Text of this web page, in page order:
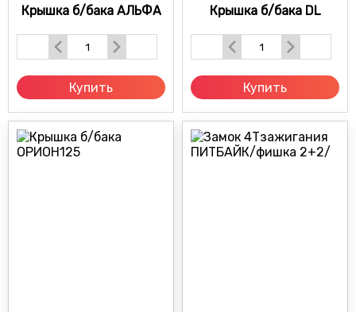
Крышка б/бака АЛЬФА
Купить
Крышка б/бака DL
Купить